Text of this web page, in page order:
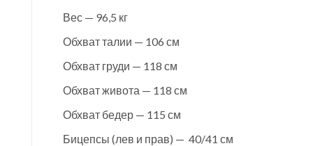
Вес — 96,5 кг
Обхват талии — 106 см
Обхват груди — 118 см
Обхват живота — 118 см
Обхват бедер — 115 см
Бицепсы (лев и прав) — 40/41 см